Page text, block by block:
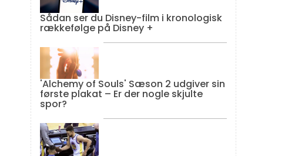
Sådan ser du Disney-film i kronologisk
rækkefølge på Disney +
'Alchemy of Souls' Sæson 2 udgiver sin
første plakat – Er der nogle skjulte
spor?